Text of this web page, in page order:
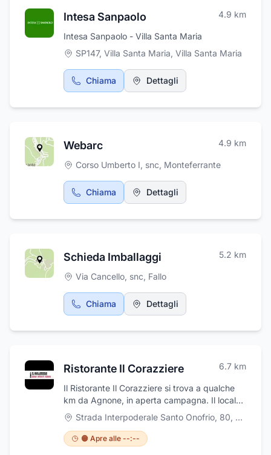
Intesa Sanpaolo 4.9 km
Intesa Sanpaolo - Villa Santa Maria
SP147, Villa Santa Maria, Villa Santa Maria
Chiama Dettagli
Webarc 4.9 km
Corso Umberto I, snc, Monteferrante
Chiama Dettagli
Schieda Imballaggi 5.2 km
Via Cancello, snc, Fallo
Chiama Dettagli
Ristorante Il Corazziere 6.7 km
Il Ristorante Il Corazziere si trova a qualche
km da Agnone, in aperta campagna. Il locale
è ampio, molto accogliente con camino. Da
noi potrete gustare degli ottimi antipasti di
salumi e formaggi, le famose Sagne con
fagioli, un'ottima pasta fresca che è presente
Strada Interpoderale Santo Onofrio, 80, Agnone
🟠 Apre alle --:--